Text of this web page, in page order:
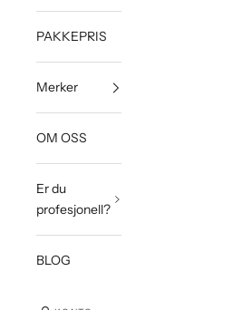
PAKKEPRIS
Merker
OM OSS
Er du
profesjonell?
BLOG